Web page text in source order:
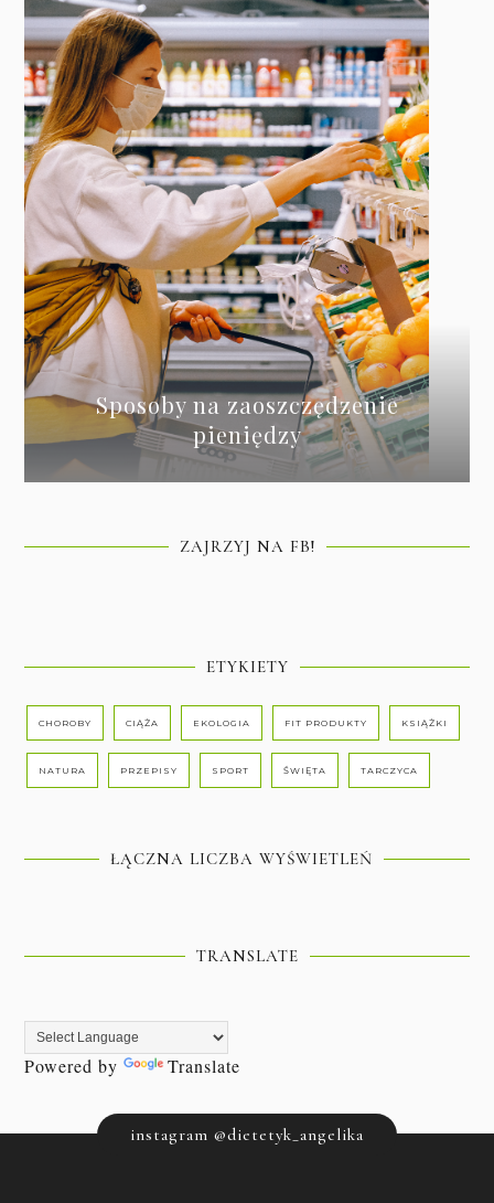
Sposoby na zaoszczędzenie
pieniędzy
ZAJRZYJ NA FB!
ETYKIETY
CHOROBY CIĄŻA EKOLOGIA FIT PRODUKTY KSIĄŻKI
NATURA PRZEPISY SPORT ŚWIĘTA TARCZYCA
ŁĄCZNA LICZBA WYŚWIETLEŃ
TRANSLATE
Powered by Translate
instagram @dietetyk_angelika